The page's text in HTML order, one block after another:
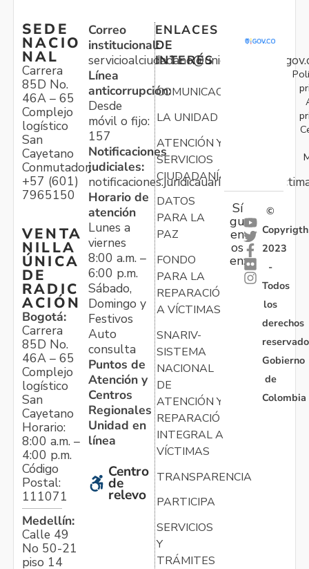
SEDE
NACIO
NAL
Carrera
85D No.
46A – 65
Complejo
logístico
San
Cayetano
Conmutador:
+57 (601)
7965150
VENTA
NILLA
ÚNICA
DE
RADIC
ACIÓN
Bogotá:
Carrera
85D No.
46A – 65
Complejo
logístico
San
Cayetano
Horario:
8:00 a.m. –
4:00 p.m.
Código
Postal:
111071
Medellín:
Calle 49
No 50-21
piso 14
Correo
institucional:
Línea
anticorrupción:
Desde
móvil o fijo:
157
Notificaciones
judiciales:
Horario de
atención
Lunes a
viernes
8:00 a.m. –
6:00 p.m.
Sábado,
Domingo y
Festivos
Auto
consulta
Puntos de
Atención y
Centros
Regionales
Unidad en
línea
Centro
de
relevo
ENLACES
DE
INTERÉS
COMUNICACIONES
LA UNIDAD
ATENCIÓN Y
SERVICIOS
CIUDADANÍA
DATOS
PARA LA
PAZ
FONDO
PARA LA
REPARACIÓN
A VÍCTIMAS
SNARIV-
SISTEMA
NACIONAL
DE
ATENCIÓN Y
REPARACIÓN
INTEGRAL A
VÍCTIMAS
TRANSPARENCIA
PARTICIPA
SERVICIOS
Y
TRÁMITES
Sí
gu
en
os
en:
©
Copyrigth
2023
-
Todos
los
derechos
Gobierno
de
Colombia